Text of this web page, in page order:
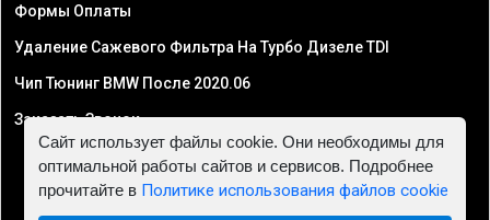
Формы Оплаты
Удаление Сажевого Фильтра На Турбо Дизеле TDI
Чип Тюнинг BMW После 2020.06
Заказать Звонок
Сайт использует файлы cookie. Они необходимы для
оптимальной работы сайтов и сервисов. Подробнее
прочитайте в Политике использования файлов cookie